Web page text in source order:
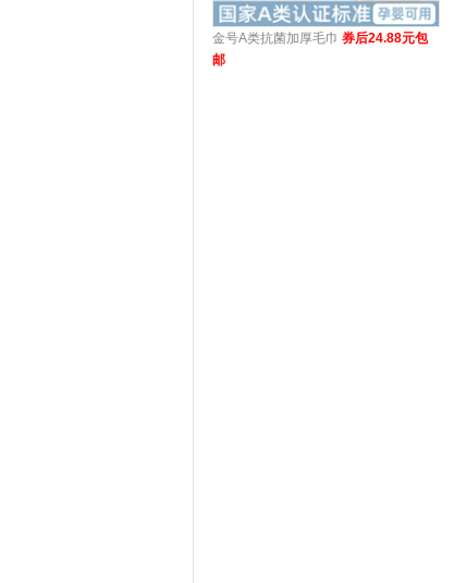
金号A类抗菌加厚毛巾 券后24.88元包
邮